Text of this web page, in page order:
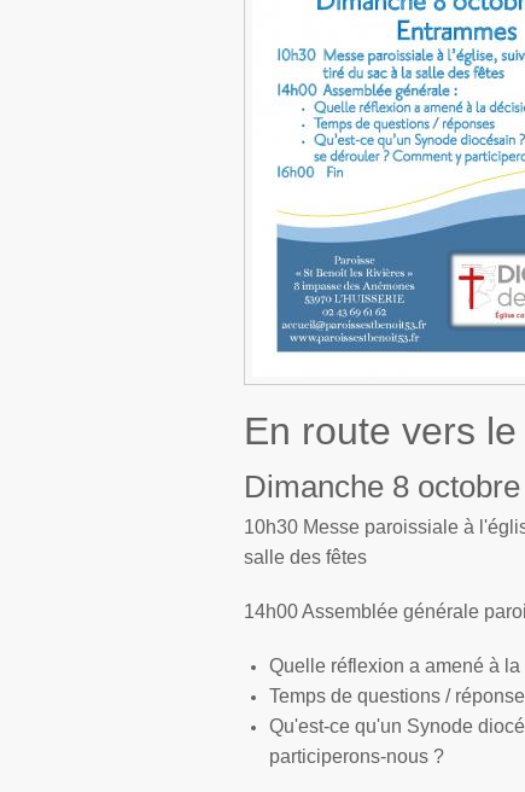
En route vers
Dimanche 8
10h30 Messe paroissiale à
salle des fêtes
14h00 Assemblée générale
Quelle réflexion a amené à
Temps de questions /
Qu'est-ce qu'un Synode
participerons-nous ?